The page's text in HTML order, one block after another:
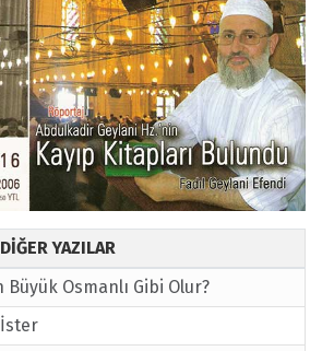
YAZILAR
Osmanlı Gibi Olur?